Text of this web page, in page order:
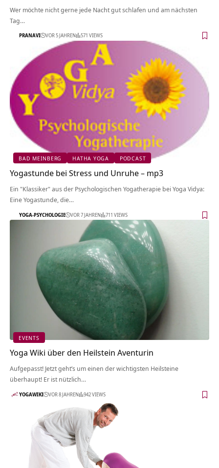
Wer möchte nicht gerne jede Nacht gut schlafen und am nächsten
Tag…
PRANAVI VOR 5 JAHREN 571 VIEWS
BAD MEINBERG HATHA YOGA PODCAST
Yogastunde bei Stress und Unruhe – mp3
Ein "Klassiker" aus der Psychologischen Yogatherapie bei Yoga Vidya:
Eine Yogastunde, die…
YOGA-PSYCHOLOGIE VOR 7 JAHREN 711 VIEWS
EVENTS
Yoga Wiki über den Heilstein Aventurin
Aufgepasst! Jetzt geht’s um einen der wichtigsten Heilsteine
überhaupt! Er ist nützlich…
YOGAWIKI VOR 8 JAHREN 942 VIEWS